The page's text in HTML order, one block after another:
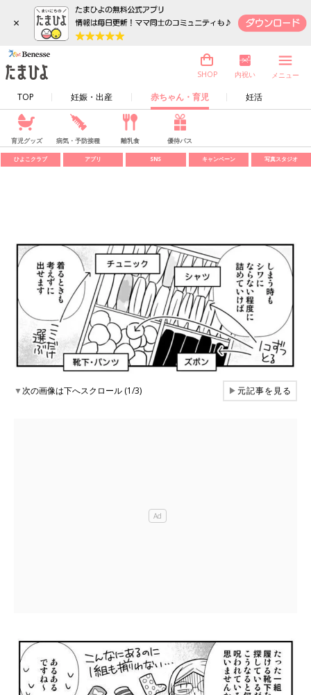
×
TOP 妊娠・出産 赤ちゃん・育児 妊活
SHOP 内祝い メニュー
育児グッズ 病気・予防接種 離乳食 優待パス
ひよこクラブ アプリ SNS キャンペーン 写真スタジオ
▼次の画像は下へスクロール (1/3) ▶元記事を見る